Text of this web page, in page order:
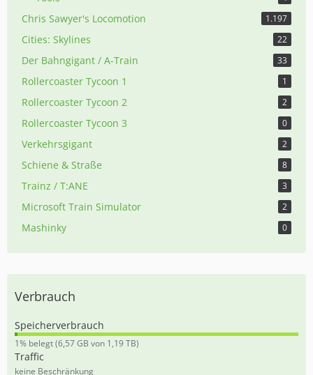
Chris Sawyer's Locomotion 1.197
Cities: Skylines 22
Der Bahngigant / A-Train 33
Rollercoaster Tycoon 1 1
Rollercoaster Tycoon 2 2
Rollercoaster Tycoon 3 0
Verkehrsgigant 2
Schiene & Straße 8
Trainz / T:ANE 3
Microsoft Train Simulator 2
Mashinky 0
Verbrauch
Speicherverbrauch
0
,
5
1% belegt (6,57 GB von 1,19 TB)
Traffic
keine Beschränkung